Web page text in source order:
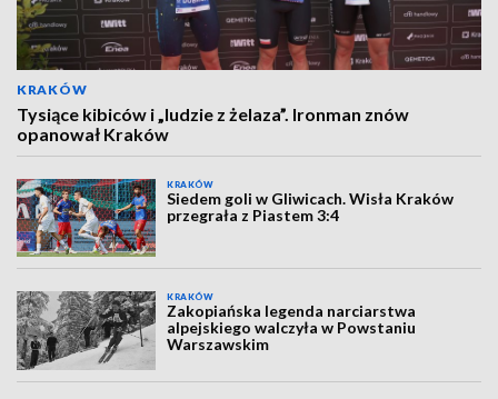
KRAKÓW
Tysiące kibiców i „ludzie z żelaza”. Ironman znów
opanował Kraków
KRAKÓW
Siedem goli w Gliwicach. Wisła Kraków
przegrała z Piastem 3:4
KRAKÓW
Zakopiańska legenda narciarstwa
alpejskiego walczyła w Powstaniu
Warszawskim